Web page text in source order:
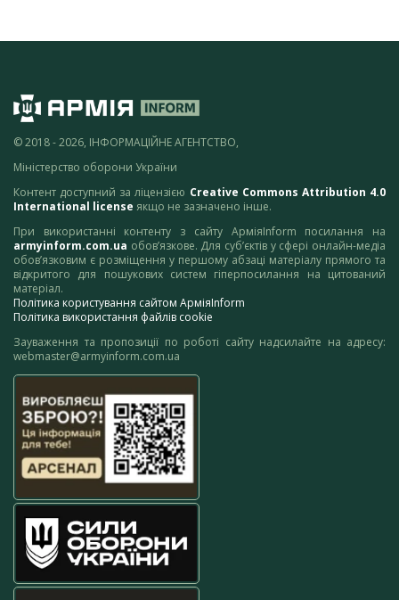
© 2018 - 2026, ІНФОРМАЦІЙНЕ АГЕНТСТВО,
Міністерство оборони України
Контент доступний за ліцензією Creative Commons Attribution 4.0
International license якщо не зазначено інше.
При використанні контенту з сайту АрміяInform посилання на
armyinform.com.ua обов’язкове. Для суб’єктів у сфері онлайн-медіа
обов’язковим є розміщення у першому абзаці матеріалу прямого та
відкритого для пошукових систем гіперпосилання на цитований
матеріал.
Політика користування сайтом АрміяInform
Політика використання файлів cookie
Зауваження та пропозиції по роботі сайту надсилайте на адресу:
webmaster@armyinform.com.ua